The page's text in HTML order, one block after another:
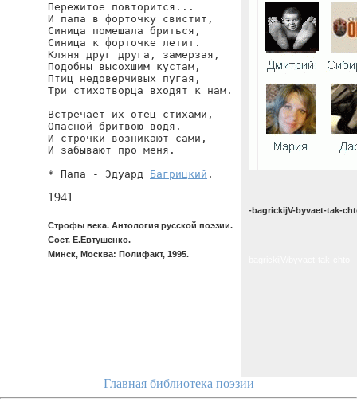
Пережитое повторится...
И папа в форточку свистит,
Синица помешала бриться,
Синица к форточке летит.
Кляня друг друга, замерзая,
Подобны высохшим кустам,
Птиц недоверчивых пугая,
Три стихотворца входят к нам.
Встречает их отец стихами,
Опасной бритвою водя.
И строчки возникают сами,
И забывают про меня.
* Папа - Эдуард Багрицкий .
1941
Строфы века. Антология русской поэзии.
Сост. Е.Евтушенко.
Минск, Москва: Полифакт, 1995.
-bagrickijV-byvaet-tak-
Главная библиотека поэзии